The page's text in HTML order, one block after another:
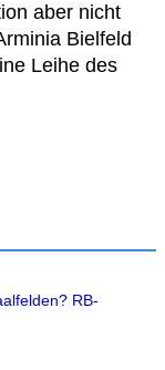
aber nicht
Bielfeld
Leihe des